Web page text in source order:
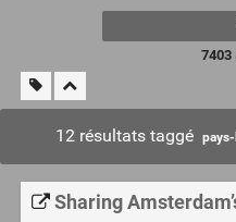
7403
12 résultats taggé
Sharing